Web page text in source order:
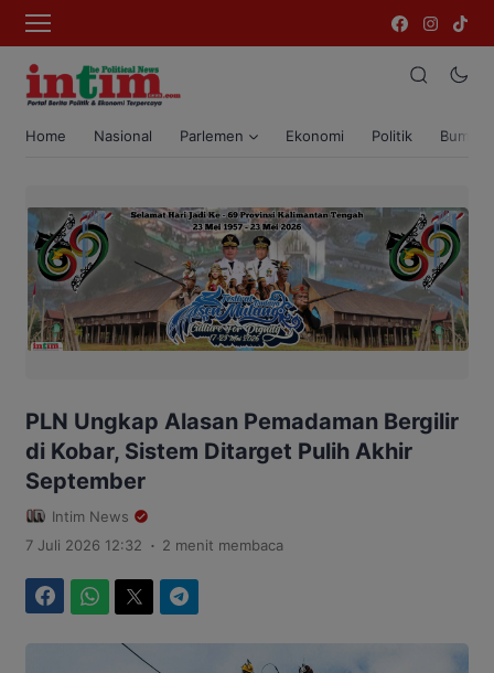
Home Nasional Parlemen Ekonomi Politik Bumi
PLN Ungkap Alasan Pemadaman Bergilir
di Kobar, Sistem Ditarget Pulih Akhir
September
Intim News
7 Juli 2026 12:32 . 2 menit membaca